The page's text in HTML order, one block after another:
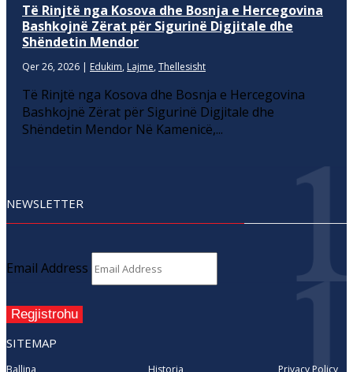
Të Rinjtë nga Kosova dhe Bosnja e Hercegovina
Bashkojnë Zërat për Sigurinë Digjitale dhe
Shëndetin Mendor
Qer 26, 2026 | Edukim, Lajme, Thellesisht
Të Rinjtë nga Kosova dhe Bosnja e Hercegovina
Bashkojnë Zërat për Sigurinë Digjitale dhe
Shëndetin Mendor Në Kamenicë,...
NEWSLETTER
Email Address
Regjistrohu
SITEMAP